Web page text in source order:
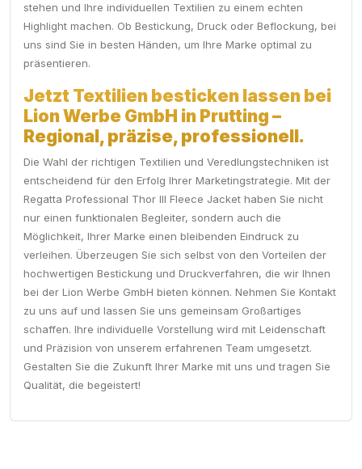
stehen und Ihre individuellen Textilien zu einem echten
Highlight machen. Ob Bestickung, Druck oder Beflockung, bei
uns sind Sie in besten Händen, um Ihre Marke optimal zu
präsentieren.
Jetzt Textilien besticken lassen bei
Lion Werbe GmbH in Prutting –
Regional, präzise, professionell.
Die Wahl der richtigen Textilien und Veredlungstechniken ist
entscheidend für den Erfolg Ihrer Marketingstrategie. Mit der
Regatta Professional Thor III Fleece Jacket haben Sie nicht
nur einen funktionalen Begleiter, sondern auch die
Möglichkeit, Ihrer Marke einen bleibenden Eindruck zu
verleihen. Überzeugen Sie sich selbst von den Vorteilen der
hochwertigen Bestickung und Druckverfahren, die wir Ihnen
bei der Lion Werbe GmbH bieten können. Nehmen Sie Kontakt
zu uns auf und lassen Sie uns gemeinsam Großartiges
schaffen. Ihre individuelle Vorstellung wird mit Leidenschaft
und Präzision von unserem erfahrenen Team umgesetzt.
Gestalten Sie die Zukunft Ihrer Marke mit uns und tragen Sie
Qualität, die begeistert!